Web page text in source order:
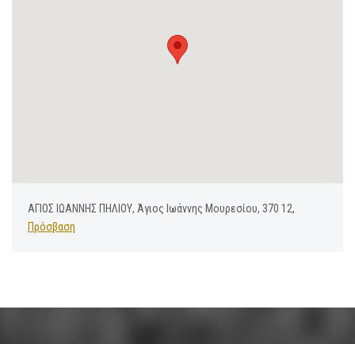
ΑΓΙΟΣ ΙΩΑΝΝΗΣ ΠΗΛΙΟΥ, Άγιος Ιωάννης Μουρεσίου, 370 12,
Πρόσβαση